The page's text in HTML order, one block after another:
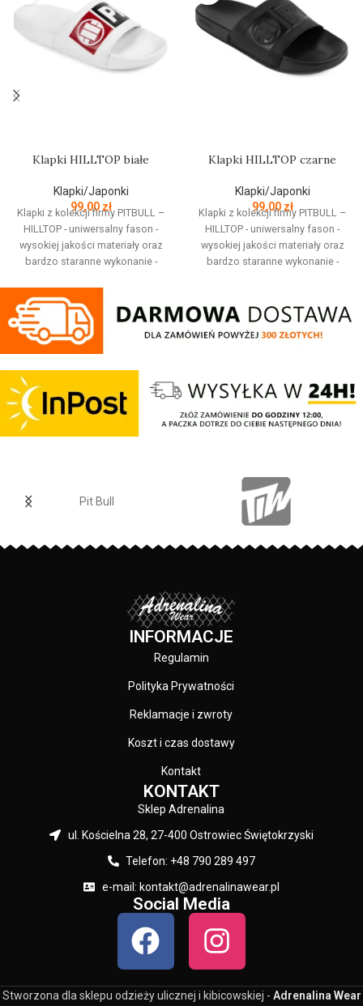
Klapki HILLTOP białe
Klapki/Japonki
99,00 zł
Klapki z kolekcji firmy PITBULL –
HILLTOP - uniwersalny fason -
wysokiej jakości materiały oraz
bardzo staranne wykonanie -
dla zapewnienia najwyższego
komfortu użytkowania - podeszwa
zewnętrzna z octanu etylenowo-
winylowego zapewnia wysoką
przyczepność i trwałość - napis
PIT BULL WEST COAST z boku
podeszwy - wypukłe Logo marki
umieszczone na szerokim pasie
z przodu - użyte materiały: EVA /
Klapki HILLTOP czarne
Klapki/Japonki
99,00 zł
Klapki z kolekcji firmy PITBULL –
HILLTOP - uniwersalny fason -
wysokiej jakości materiały oraz
bardzo staranne wykonanie -
dla zapewnienia najwyższego
komfortu użytkowania - podeszwa
zewnętrzna z octanu etylenowo-
PIT BULL WEST COAST z boku
podeszwy - wypukłe Logo marki
umieszczone na szerokim pasie
Pit Bull
INFORMACJE
Regulamin
Polityka Prywatności
Reklamacje i zwroty
Koszt i czas dostawy
Kontakt
KONTAKT
Sklep Adrenalina
ul. Kościelna 28, 27-400 Ostrowiec Świętokrzyski
Telefon: +48 790 289 497
e-mail: kontakt@adrenalinawear.pl
Social Media
Stworzona dla sklepu odzieży ulicznej i kibicowskiej - Adrenalina Wear